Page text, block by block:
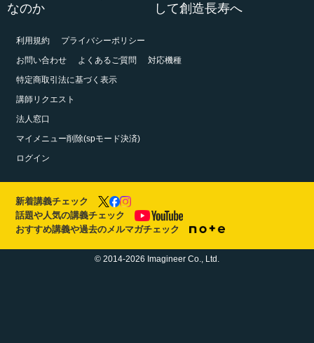
なのか
して創造長寿へ
利用規約
プライバシーポリシー
お問い合わせ
よくあるご質問
対応機種
特定商取引法に基づく表示
講師リクエスト
法人窓口
マイメニュー削除(spモード決済)
ログイン
新着講義チェック
話題や人気の講義チェック
おすすめ講義や過去のメルマガチェック
© 2014-2026 Imagineer Co., Ltd.